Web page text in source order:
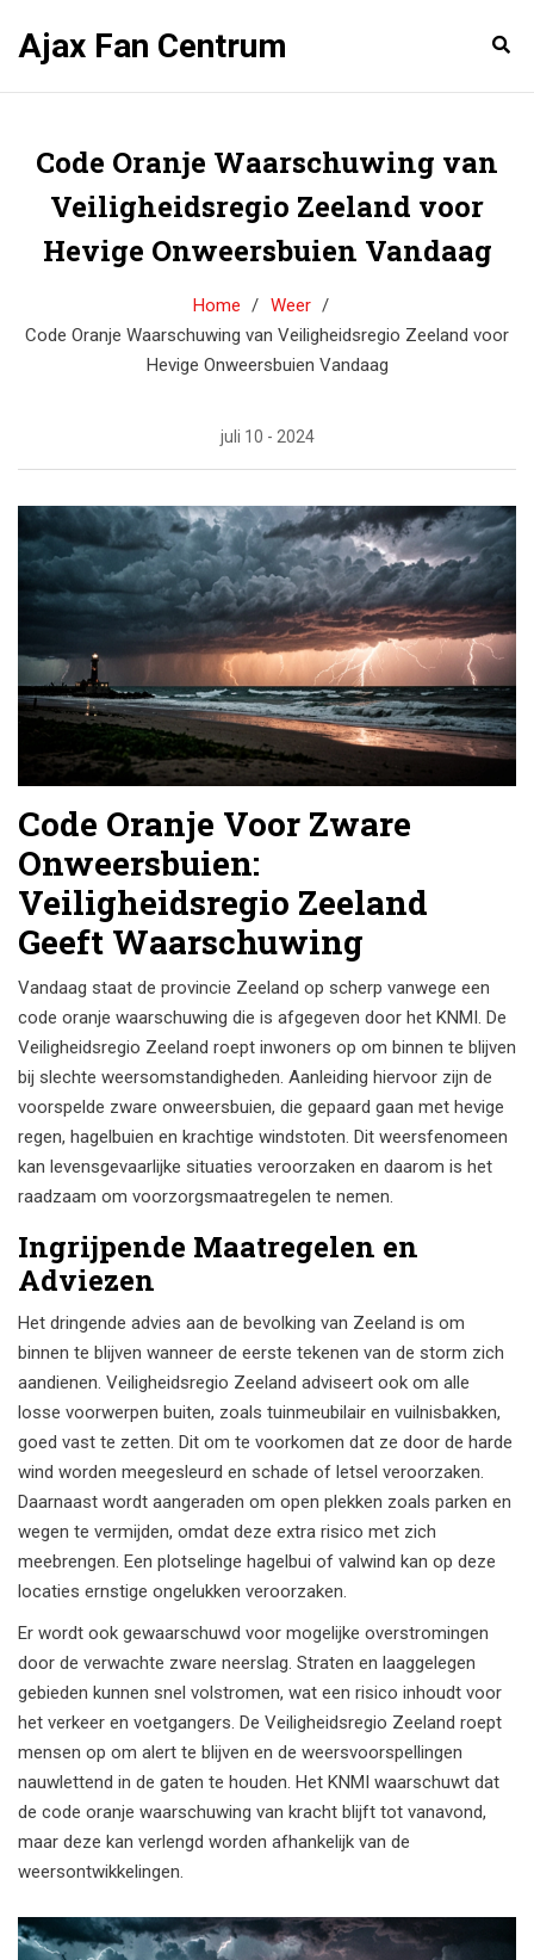
Ajax Fan Centrum
Code Oranje Waarschuwing van
Veiligheidsregio Zeeland voor
Hevige Onweersbuien Vandaag
Home
Weer
Code Oranje Waarschuwing van Veiligheidsregio Zeeland voor
Hevige Onweersbuien Vandaag
juli 10 - 2024
Code Oranje Voor Zware
Onweersbuien:
Veiligheidsregio Zeeland
Geeft Waarschuwing
Vandaag staat de provincie Zeeland op scherp vanwege een
code oranje waarschuwing die is afgegeven door het KNMI. De
Veiligheidsregio Zeeland roept inwoners op om binnen te blijven
bij slechte weersomstandigheden. Aanleiding hiervoor zijn de
voorspelde zware onweersbuien, die gepaard gaan met hevige
regen, hagelbuien en krachtige windstoten. Dit weersfenomeen
kan levensgevaarlijke situaties veroorzaken en daarom is het
raadzaam om voorzorgsmaatregelen te nemen.
Ingrijpende Maatregelen en
Adviezen
Het dringende advies aan de bevolking van Zeeland is om
binnen te blijven wanneer de eerste tekenen van de storm zich
aandienen. Veiligheidsregio Zeeland adviseert ook om alle
losse voorwerpen buiten, zoals tuinmeubilair en vuilnisbakken,
goed vast te zetten. Dit om te voorkomen dat ze door de harde
wind worden meegesleurd en schade of letsel veroorzaken.
Daarnaast wordt aangeraden om open plekken zoals parken en
wegen te vermijden, omdat deze extra risico met zich
meebrengen. Een plotselinge hagelbui of valwind kan op deze
locaties ernstige ongelukken veroorzaken.
Er wordt ook gewaarschuwd voor mogelijke overstromingen
door de verwachte zware neerslag. Straten en laaggelegen
gebieden kunnen snel volstromen, wat een risico inhoudt voor
het verkeer en voetgangers. De Veiligheidsregio Zeeland roept
mensen op om alert te blijven en de weersvoorspellingen
nauwlettend in de gaten te houden. Het KNMI waarschuwt dat
de code oranje waarschuwing van kracht blijft tot vanavond,
maar deze kan verlengd worden afhankelijk van de
weersontwikkelingen.